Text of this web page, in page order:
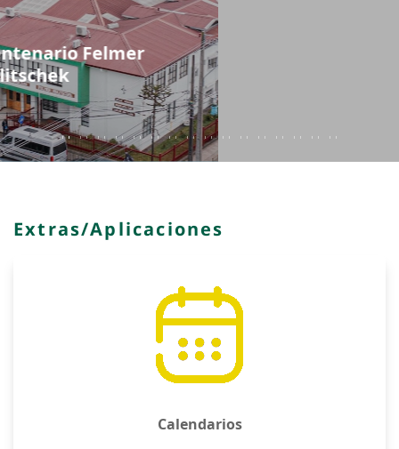
Calendarios
Horarios